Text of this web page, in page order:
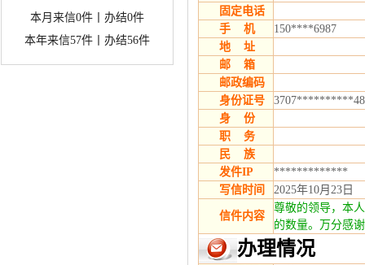
本月来信0件丨办结0件
本年来信57件丨办结56件
固定电话
手 机
150****6987
地 址
邮 箱
邮政编码
身份证号
身 份
职 务
民 族
发件IP
*************
写信时间
2025年10月23日
信件内容
尊敬的领导，本
的数量。万分感
办理情况